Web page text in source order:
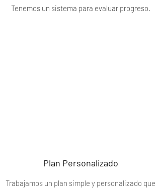
Tenemos un sistema para evaluar progreso.
Plan Personalizado
Trabajamos un plan simple y personalizado que